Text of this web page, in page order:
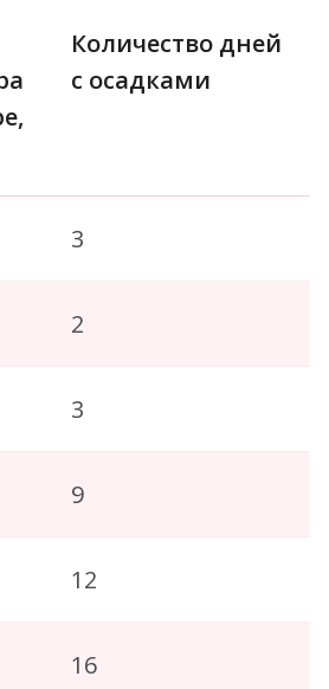
Количество дней
с осадками
3
2
3
9
12
16